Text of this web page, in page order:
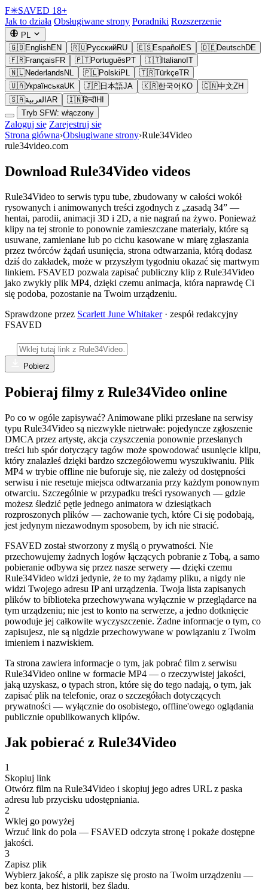
F✳SAVED 18+
Jak to działa Obsługiwane strony Poradniki Rozszerzenie
PL
🇬🇧EnglishEN 🇷🇺РусскийRU 🇪🇸Español ES 🇩🇪DeutschDE
🇫🇷Français FR 🇵🇹Português PT 🇮🇹Italiano IT
🇳🇱Nederlands NL 🇵🇱Polski PL 🇹🇷TürkçeTR
🇺🇦УкраїнськаUK 🇯🇵日本語JA 🇰🇷한국어 KO 🇨🇳中文ZH
🇸🇦العربية AR 🇮🇳हिन्दीHI
Tryb SFW: włączony
Zaloguj się Zarejestruj się
Strona główna›Obsługiwane strony›Rule34Video
rule34video.com
Download Rule34Video videos
Rule34Video to serwis typu tube, zbudowany w całości wokół
rysowanych i animowanych treści zgodnych z „zasadą 34” —
hentai, parodii, animacji 3D i 2D, a nie nagrań na żywo. Ponieważ
klipy na tej stronie to ponownie zamieszczane materiały, które są
usuwane, zamieniane lub po cichu kasowane w miarę zgłaszania
przez twórców żądań usunięcia, strona odtwarzania, którą dodasz
dziś do zakładek, może w przyszłym tygodniu okazać się martwym
linkiem. FSAVED pozwala zapisać publiczny klip z Rule34Video
jako zwykły plik MP4, dzięki czemu animacja, która naprawdę Ci
się podoba, pozostanie na Twoim urządzeniu.
Sprawdzone przez Scarlett June Whitaker· zespół redakcyjny
FSAVED
Pobierz
Pobieraj filmy z Rule34Video online
Po co w ogóle zapisywać? Animowane pliki przesłane na serwisy
typu Rule34Video są niezwykle nietrwałe: pojedyncze zgłoszenie
DMCA przez artystę, akcja czyszczenia ponownie przesłanych
treści lub spór dotyczący tagów może spowodować usunięcie klipu,
który znalazłeś dzięki bardzo szczegółowemu wyszukiwaniu. Plik
MP4 w trybie offline nie buforuje się, nie zależy od dostępności
serwisu i nie resetuje miejsca odtwarzania przy każdym ponownym
otwarciu. Szczególnie w przypadku treści rysowanych — gdzie
możesz śledzić pętle jednego animatora w dziesiątkach
rozproszonych plików — zachowanie tych, które Ci się podobają,
jest jedynym niezawodnym sposobem, by ich nie stracić.
FSAVED został stworzony z myślą o prywatności. Nie
przechowujemy żadnych logów łączących pobranie z Tobą, a samo
pobieranie odbywa się przez nasze serwery — dzięki czemu
Rule34Video widzi jedynie, że to my żądamy pliku, a nigdy nie
widzi Twojego adresu IP ani urządzenia. Twoja lista zapisanych
plików to biblioteka przechowywana wyłącznie w przeglądarce na
tym urządzeniu; nie jest to konto na serwerze, a jedno dotknięcie
powoduje jej całkowite wyczyszczenie. Żadne informacje o tym, co
zapisujesz, nie są nigdzie przechowywane w powiązaniu z Twoim
imieniem i nazwiskiem.
Ta strona zawiera informacje o tym, jak pobrać film z serwisu
Rule34Video online w formacie MP4 — o rzeczywistej jakości,
jaką uzyskasz, o typach stron, które się do tego nadają, o tym, jak
zapisać plik na telefonie, oraz o szczegółach dotyczących
prywatności — wyłącznie do osobistego, offline'owego oglądania
publicznie opublikowanych klipów.
Jak pobierać z Rule34Video
1
Skopiuj link
Otwórz film na Rule34Video i skopiuj jego adres URL z paska
adresu lub przycisku udostępniania.
2
Wklej go powyżej
Wrzuć link do pola — FSAVED odczyta stronę i pokaże dostępne
jakości.
3
Zapisz plik
Wybierz jakość, a plik zapisze się prosto na Twoim urządzeniu —
bez konta, bez historii, bez śladu.